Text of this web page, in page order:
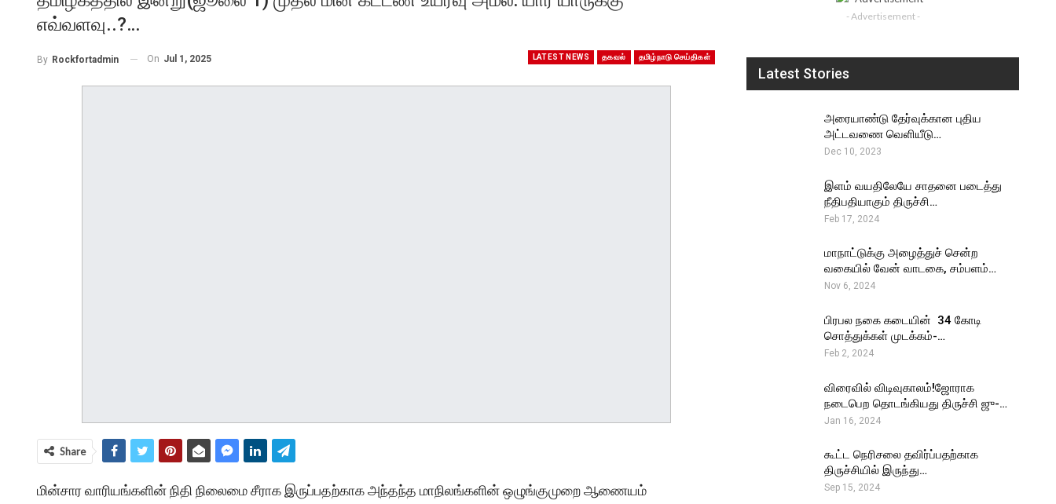
எவ்வளவு..?…
LATEST NEWS தகவல் தமிழ்நாடு செய்திகள்
By Rockfortadmin On Jul 1, 2025
Share
மின்சார வாரியங்களின் நிதி நிலைமை சீராக இருப்பதற்காக அந்தந்த மாநிலங்களின் ஒழுங்குமுறை ஆணையம்
- Advertisement -
Latest Stories
அரையாண்டு தேர்வுக்கான புதிய
அட்டவணை வெளியீடு…
Dec 10, 2023
இளம் வயதிலேயே சாதனை படைத்து
நீதிபதியாகும் திருச்சி…
Feb 17, 2024
மாநாட்டுக்கு அழைத்துச் சென்ற
வகையில் வேன் வாடகை, சம்பளம்…
Nov 6, 2024
பிரபல நகை கடையின் ₹ 34 கோடி
சொத்துக்கள் முடக்கம்-…
Feb 2, 2024
விரைவில் விடிவுகாலம்!ஜோராக
நடைபெற தொடங்கியது திருச்சி ஜு-…
Jan 16, 2024
கூட்ட நெரிசலை தவிர்ப்பதற்காக
திருச்சியில் இருந்து…
Sep 15, 2024